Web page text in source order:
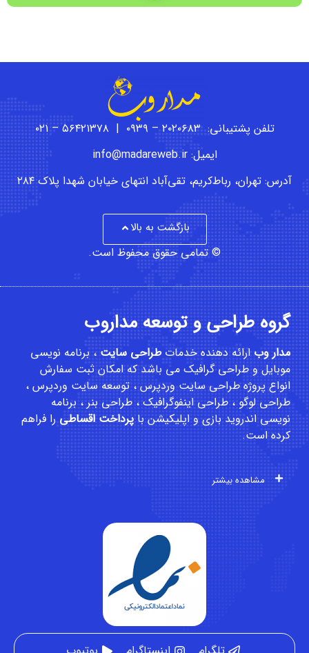
تلفن پشتیبانی: ۲۰۲۰۶۸۳ – ۰۹۳۹ | ۵۶۴۲۱۳۷۸ – ۰۲۱
ایمیل: info@madareweb.ir
آدرس: تهران، رباط‌کریم، تقی‌آباد انتهای خیابان شهدا پلاک ۲۸۴
بازگشت به بالا
© تمامی حقوق محفوظ است.
گروه طراحی و توسعه مداروب
مدار وبارائه دهنده خدماتطراحی سایت،برنامه نویسی
موبایل وطراحی گرافیک می باشد که امکان ثبت سفارش
انواع پروژه طراحی سایت وردپرس ، توسعه سایت وردپرس ،
طراحی لوگو ، طراحی اینفوگرافیک ، طراحی بنر ، برنامه
نویسی اندروید بازی و اپلیکیشن باپرداخت اقساطیرا فراهم
کرده است.
مشاهده بیشتر